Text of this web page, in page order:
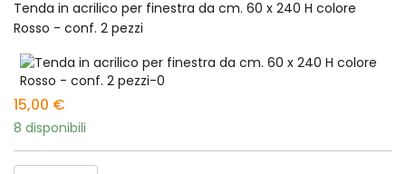
Tenda in acrilico per finestra da cm. 60 x 240 H colore
Rosso - conf. 2 pezzi
15,00 €
8 disponibili